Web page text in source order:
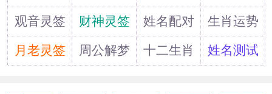
如何化解
2021年属狗刑太岁是什么意思？如
观音灵签
财神灵签 姓名配对
生肖运势
月老灵签
周公解梦 十二生肖 姓名测试